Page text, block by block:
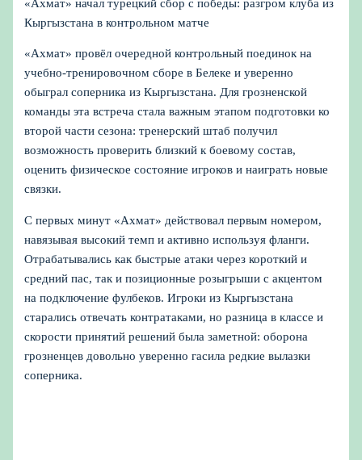
«Ахмат» начал турецкий сбор с победы: разгром клуба из
Кыргызстана в контрольном матче
«Ахмат» провёл очередной контрольный поединок на
учебно-тренировочном сборе в Белеке и уверенно
обыграл соперника из Кыргызстана. Для грозненской
команды эта встреча стала важным этапом подготовки ко
второй части сезона: тренерский штаб получил
возможность проверить близкий к боевому состав,
оценить физическое состояние игроков и наиграть новые
связки.
С первых минут «Ахмат» действовал первым номером,
навязывая высокий темп и активно используя фланги.
Отрабатывались как быстрые атаки через короткий и
средний пас, так и позиционные розыгрыши с акцентом
на подключение фулбеков. Игроки из Кыргызстана
старались отвечать контратаками, но разница в классе и
скорости принятий решений была заметной: оборона
грозненцев довольно уверенно гасила редкие вылазки
соперника.